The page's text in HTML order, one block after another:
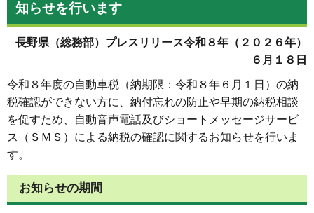
知らせを行います
長野県（総務部）プレスリリース令和８年（２０２６年）
６月１８日
令和８年度の自動車税（納期限：令和８年６月１日）の納
税確認ができない方に、納付忘れの防止や早期の納税相談
を促すため、自動音声電話及びショートメッセージサービ
ス（ＳＭＳ）による納税の確認に関するお知らせを行いま
す。
お知らせの期間